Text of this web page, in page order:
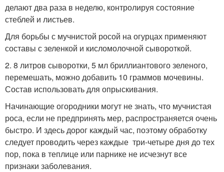
делают два раза в неделю, контролируя состояние
стеблей и листьев.
Для борьбы с мучнистой росой на огурцах применяют
составы с зеленкой и кисломолочной сывороткой.
2. 8 литров сыворотки, 5 мл бриллиантового зеленого,
перемешать, можно добавить 10 граммов мочевины.
Состав использовать для опрыскивания.
Начинающие огородники могут не знать, что мучнистая
роса, если не предпринять мер, распространяется очень
быстро. И здесь дорог каждый час, поэтому обработку
следует проводить через каждые три-четыре дня до тех
пор, пока в теплице или парнике не исчезнут все
признаки заболевания.